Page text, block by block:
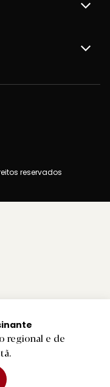
regional e de
reservados